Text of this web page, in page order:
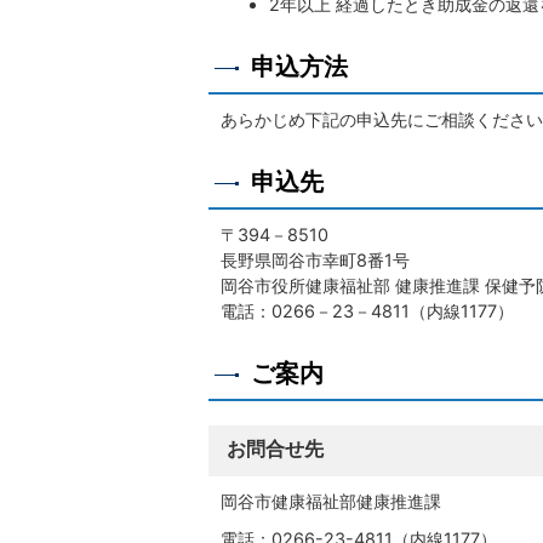
2年以上 経過したとき助成金の返還
申込方法
あらかじめ下記の申込先にご相談ください
申込先
〒394－8510
長野県岡谷市幸町8番1号
岡谷市役所健康福祉部 健康推進課 保健予
電話：0266－23－4811（内線1177）
ご案内
お問合せ先
岡谷市健康福祉部健康推進課
電話：0266-23-4811（内線1177）